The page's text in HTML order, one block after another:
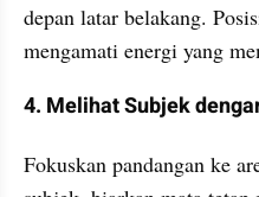
depan latar belakang.
mengamati energi yang
4. Melihat Subjek
Fokuskan pandangan ke